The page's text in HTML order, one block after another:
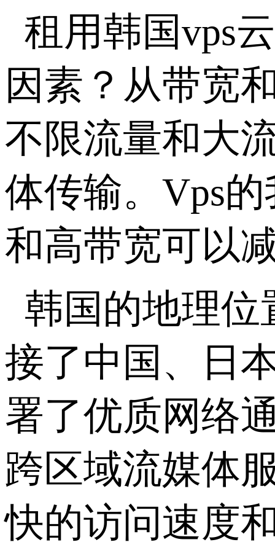
租用韩国vps
因素？从带宽
不限流量和大
体传输。Vps
和高带宽可以
韩国的地理位
接了中国、日
署了优质网络
跨区域流媒体
快的访问速度